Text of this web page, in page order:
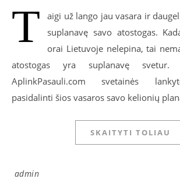
T
aigi už lango jau vasara ir
suplanavę savo atostogas.
orai Lietuvoje nelepina, tai
atostogas yra suplanavę svetur.
AplinkPasauli.com svetainės
pasidalinti šios vasaros savo kelionių
SKAITYTI TOLIAU
admin